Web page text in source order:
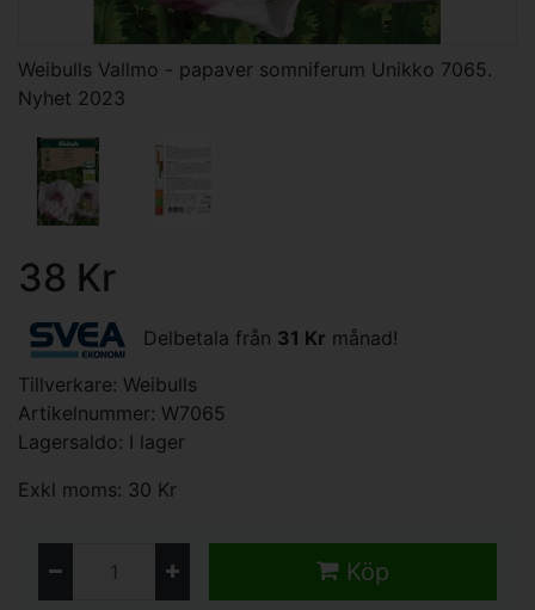
Weibulls Vallmo - papaver somniferum Unikko 7065.
Nyhet 2023
38 Kr
Delbetala från 31 Kr månad!
Tillverkare: Weibulls
Artikelnummer: W7065
Lagersaldo: I lager
Exkl moms: 30 Kr
Köp